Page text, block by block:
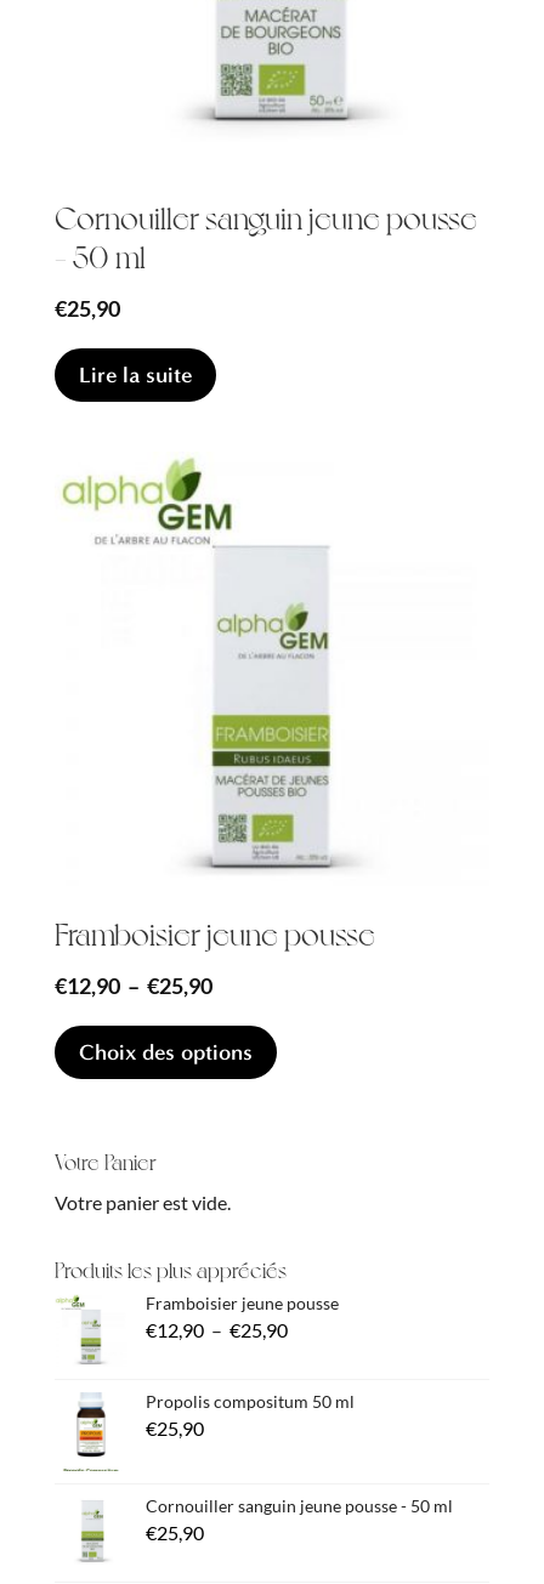
Cornouiller sanguin jeune pousse
– 50 ml
€25,90
Lire la suite
Framboisier jeune pousse
€12,90 – €25,90Plage
de
prix :
Choix des options
produit
être
choisies
page
Votre Panier
Votre panier est vide.
Produits les plus appréciés
Framboisier jeune pousse
€12,90 – €25,90Plage
prix :
€25,90
Propolis compositum 50 ml
€25,90
Cornouiller sanguin jeune pousse - 50 ml
€25,90